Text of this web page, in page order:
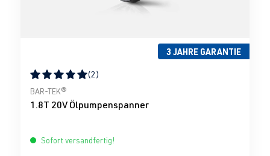
3 JAHRE GARANTIE
Durchschnittliche Bewertung von 5 von 5 Sternen
(2)
BAR-TEK®
1.8T 20V Ölpumpenspanner
Sofort versandfertig!